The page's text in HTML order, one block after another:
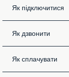
Як підключитися
Як дзвонити
Як сплачувати